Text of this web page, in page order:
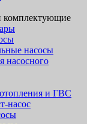
комплектующие
насосы
насосного
и ГВС
насос